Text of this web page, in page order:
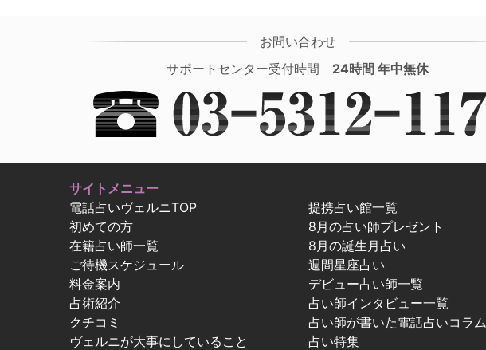
お問い合わせ
サポートセンター受付時間 24時間 年中無休
サイトメニュー
電話占いヴェルニTOP
初めての方
在籍占い師一覧
ご待機スケジュール
料金案内
占術紹介
クチコミ
ヴェルニが大事にしていること
提携占い館一覧
8月の占い師プレゼント
8月の誕生月占い
週間星座占い
デビュー占い師一覧
占い師インタビュー一覧
占い師が書いた電話占いコラム
占い特集